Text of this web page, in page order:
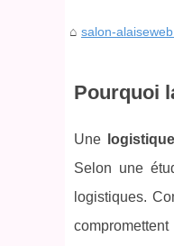
salon-
Pourquoi
Une
Selon une
logistiques.